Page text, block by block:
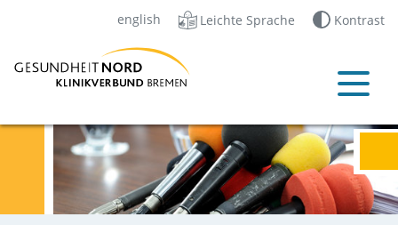
english Leichte Sprache Kontrast